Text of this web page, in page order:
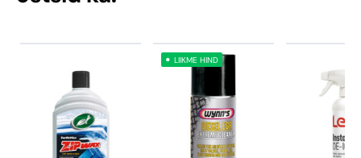
LIIKME HIND